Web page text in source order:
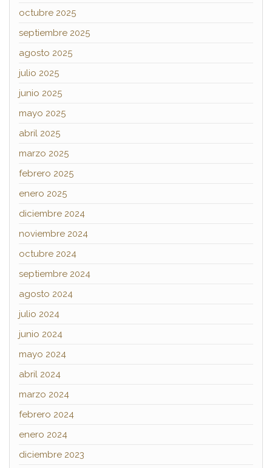
octubre 2025
septiembre 2025
agosto 2025
julio 2025
junio 2025
mayo 2025
abril 2025
marzo 2025
febrero 2025
enero 2025
diciembre 2024
noviembre 2024
octubre 2024
septiembre 2024
agosto 2024
julio 2024
junio 2024
mayo 2024
abril 2024
marzo 2024
febrero 2024
enero 2024
diciembre 2023